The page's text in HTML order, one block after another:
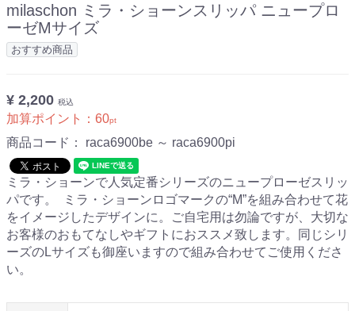
milaschon ミラ・ショーンスリッパ ニュープロ
ーゼMサイズ
おすすめ商品
¥ 2,200 税込
加算ポイント： 60pt
商品コード： raca6900be ～ raca6900pi
ミラ・ショーンで人気定番シリーズのニュープローゼスリッ
パです。 ミラ・ショーンロゴマークの“M”を組み合わせて花
をイメージしたデザインに。ご自宅用は勿論ですが、大切な
お客様のおもてなしやギフトにおススメ致します。同じシリ
ーズのLサイズも御座いますので組み合わせてご使用くださ
い。